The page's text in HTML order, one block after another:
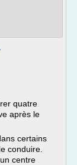
quatre
après le
certains
conduire.
centre